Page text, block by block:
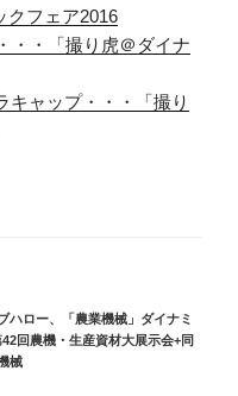
クフェア2016
・・「撮り虎＠ダイナ
キャップ・・・「撮り
ハロー、
「農業機械」ダイナミ
回農機・生産資材大展示会+同
械